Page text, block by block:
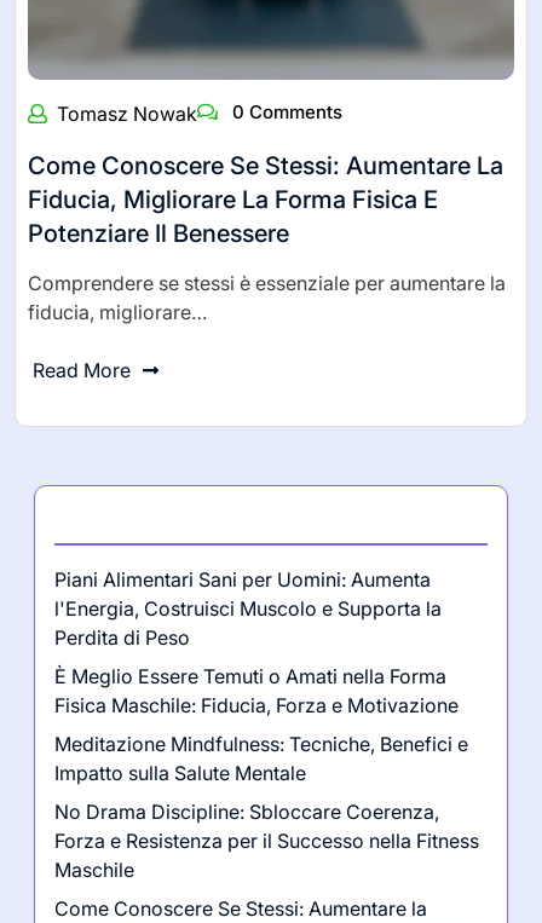
Tomasz Nowak 0 Comments
Come Conoscere Se Stessi: Aumentare La
Fiducia, Migliorare La Forma Fisica E
Potenziare Il Benessere
Comprendere se stessi è essenziale per aumentare la
fiducia, migliorare…
Read More
Piani Alimentari Sani per Uomini: Aumenta
l'Energia, Costruisci Muscolo e Supporta la
Perdita di Peso
È Meglio Essere Temuti o Amati nella Forma
Fisica Maschile: Fiducia, Forza e Motivazione
Meditazione Mindfulness: Tecniche, Benefici e
Impatto sulla Salute Mentale
No Drama Discipline: Sbloccare Coerenza,
Forza e Resistenza per il Successo nella Fitness
Maschile
Come Conoscere Se Stessi: Aumentare la